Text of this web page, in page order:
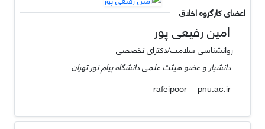
اعضای کارگروه اخلاق
امین رفیعی پور
روانشناسی سلامت/دکترای تخصصی
دانشیار و عضو هیئت علمی دانشگاه پیام نور تهران
rafeipoor
pnu.ac.ir